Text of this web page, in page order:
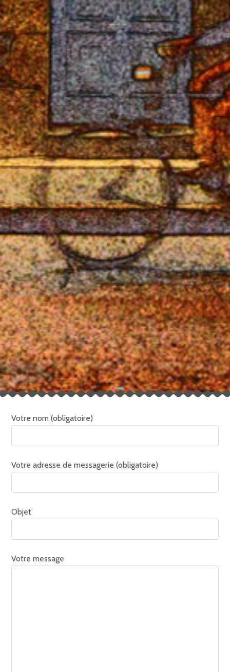
Votre nom (obligatoire)
Votre adresse de messagerie (obligatoire)
Objet
Votre message